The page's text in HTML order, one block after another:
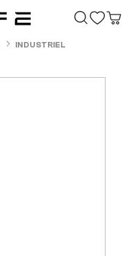
INDUSTRIEL